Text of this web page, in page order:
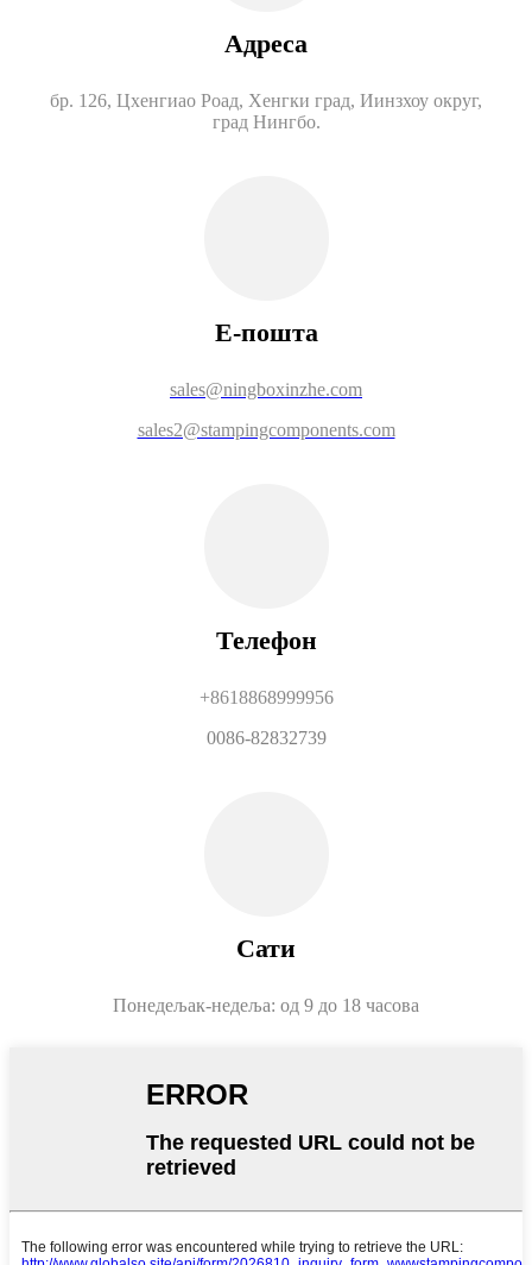
Адреса
бр. 126, Цхенгиао Роад, Хенгки град, Иинзхоу округ,
град Нингбо.
Е-пошта
sales@ningboxinzhe.com
sales2@stampingcomponents.com
Телефон
+8618868999956
0086-82832739
Сати
Понедељак-недеља: од 9 до 18 часова